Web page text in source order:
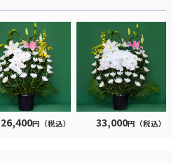
26,400円（税込） 33,000円（税込）